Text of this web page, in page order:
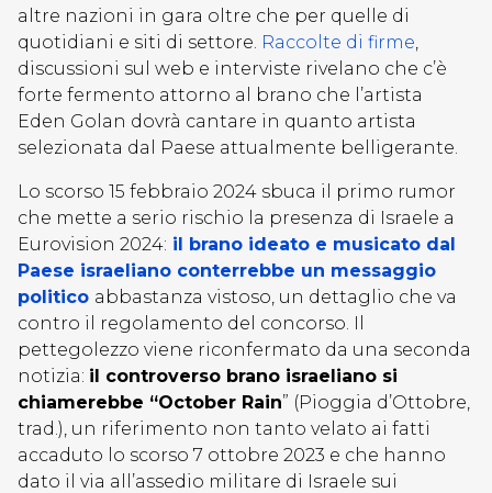
altre nazioni in gara oltre che per quelle di
quotidiani e siti di settore. Raccolte di firme,
discussioni sul web e interviste rivelano che c’è
forte fermento attorno al brano che l’artista
Eden Golan dovrà cantare in quanto artista
selezionata dal Paese attualmente belligerante.
Lo scorso 15 febbraio 2024 sbuca il primo rumor
che mette a serio rischio la presenza di Israele a
Eurovision 2024: il brano ideato e musicato dal
Paese israeliano conterrebbe un messaggio
politico abbastanza vistoso, un dettaglio che va
contro il regolamento del concorso. Il
pettegolezzo viene riconfermato da una seconda
notizia: il controverso brano israeliano si
chiamerebbe “October Rain” (Pioggia d’Ottobre,
trad.), un riferimento non tanto velato ai fatti
accaduto lo scorso 7 ottobre 2023 e che hanno
dato il via all’assedio militare di Israele sui